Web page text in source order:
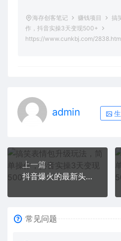
海存创客笔记 赚钱项目
搞
作，抖音实操3天变现500+
https://www.cunkbj.com/
admin
上一篇：
抖音爆火的最新头像号玩法，一条作品500w播放量，手机可做，适合小白
常见问题